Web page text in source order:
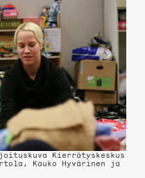
Kierrätyskeskus
Kauko Hyvärinen ja